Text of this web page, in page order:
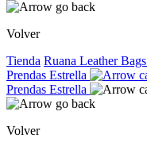
Volver
Tienda Ruana Leather Bags
Prendas Estrella
Prendas Estrella
Volver